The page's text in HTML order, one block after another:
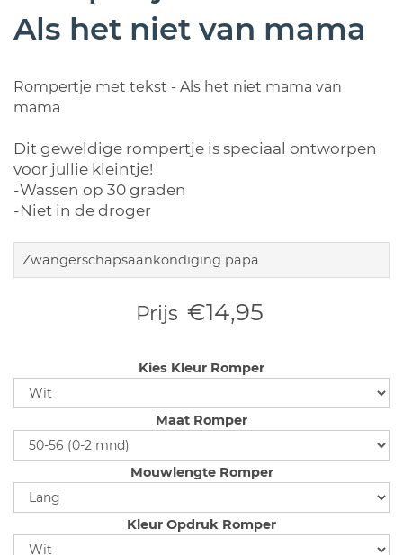
Als het niet van mama
Rompertje met tekst - Als het niet mama van
mama
Dit geweldige rompertje is speciaal ontworpen
voor jullie kleintje!
-Wassen op 30 graden
-Niet in de droger
Zwangerschapsaankondiging papa
Prijs €14,95
Kies Kleur Romper
Maat Romper
Mouwlengte Romper
Kleur Opdruk Romper